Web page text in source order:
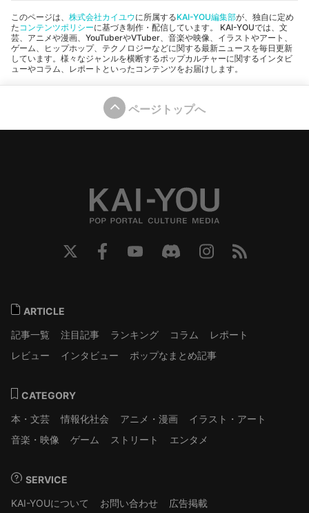
このページは、 株式会社カイユウに所属するKAI-YOU編集部が、独自に定め
た コンテンツポリシーに基づき制作・配信しています。 KAI-YOUでは、文
芸、アニメや漫画、YouTuberやVTuber、音楽や映像、イラストやアート、
ゲーム、ヒップホップ、テクノロジーなどに関する最新ニュースを毎日更新
しています。様々なジャンルを横断するポップカルチャーに関するインタビ
ューやコラム、レポートといったコンテンツをお届けします。
ページトップへ
ARTICLE
記事一覧
注目記事 ランキング コラム
レポート
レビュー
インタビュー ポップなまとめ記事
CATEGORY
本・文芸
情報化社会 アニメ・漫画
イラスト・アート
音楽・映像
ゲーム ストリート エンタメ
SERVICE
KAI-YOUについて
お問い合わせ 広告掲載